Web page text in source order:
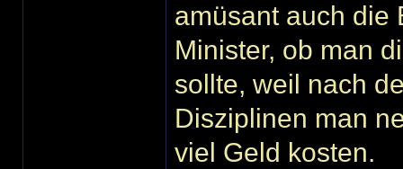
amüsant auch die
Minister, ob man
sollte, weil nach
Disziplinen man
viel Geld kosten.